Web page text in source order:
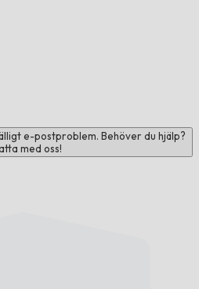
e-postproblem. Behöver du hjälp?
med oss!